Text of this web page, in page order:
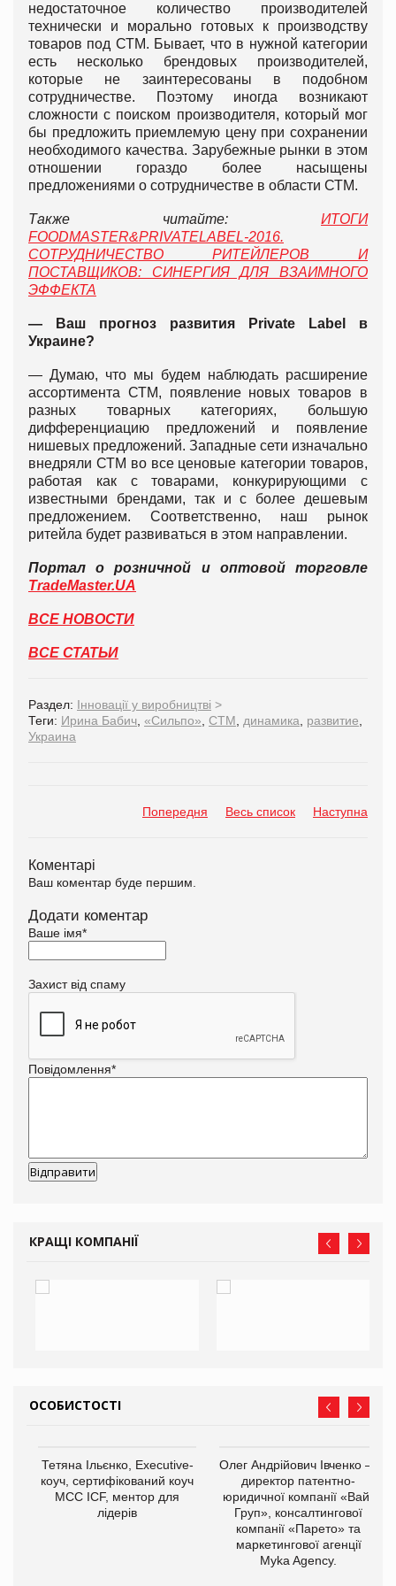
недостаточное количество производителей
технически и морально готовых к производству
товаров под СТМ. Бывает, что в нужной категории
есть несколько брендовых производителей,
которые не заинтересованы в подобном
сотрудничестве. Поэтому иногда возникают
сложности с поиском производителя, который мог
бы предложить приемлемую цену при сохранении
необходимого качества. Зарубежные рынки в этом
отношении гораздо более насыщены
предложениями о сотрудничестве в области СТМ.
Также читайте: ИТОГИ
FOODMASTER&PRIVATELABEL-2016.
СОТРУДНИЧЕСТВО РИТЕЙЛЕРОВ И
ПОСТАВЩИКОВ: СИНЕРГИЯ ДЛЯ ВЗАИМНОГО
ЭФФЕКТА
— Ваш прогноз развития Private Labe
в
Украине?
— Думаю, что мы будем наблюдать расширение
ассортимента СТМ, появление новых товаров в
разных товарных категориях, большую
дифференциацию предложений и появление
нишевых предложений. Западные сети изначально
внедряли СТМ во все ценовые категории товаров,
работая как с товарами, конкурирующими с
известными брендами, так и с более дешевым
предложением. Соответственно, наш рынок
ритейла будет развиваться в этом направлении.
Портал о розничной и оптовой торговле
TradeMaster.UA
ВСЕ НОВОСТИ
ВСЕ СТАТЬИ
Раздел: Інновації у виробництві >
Теги: Ирина Бабич «Сильпо» СТМ динамика развитие
Украина
Попередня Весь список Наступна
Коментарі
Ваш коментар буде першим.
Додати коментар
Ваше імя*
Захист від спаму
Повідомлення*
КРАЩІ КОМПАНІЇ
ОСОБИСТОСТІ
Тетяна Ільєнко, Executive-
коуч, сертифікований коуч
МСС ICF, ментор для
лідерів
Олег Андрійович Івченко —
директор патентно-
юридичної компанії «Вайз
Груп», консалтингової
компанії «Парето» та
маркетингової агенції
Myka Agency.